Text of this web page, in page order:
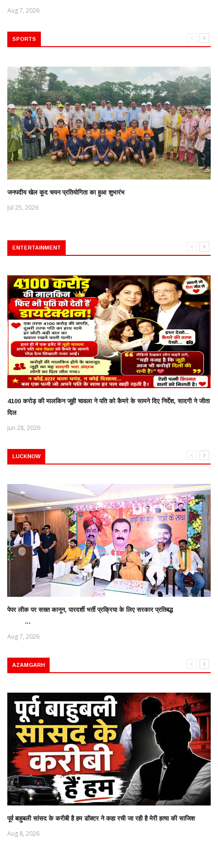
Aug 7, 2026
SPORTS
जनपदीय खेल कूद चयन प्रतियोगिता का हुआ शुभारंभ
Jul 25, 2026
ENTERTAINMENT
4100 करोड़ की मालकिन जूही चावला ने पति को कैमरे के सामने दिए निर्देश, सादगी ने जीता
दिल
Jun 28, 2026
LUCKNOW
पेपर लीक पर सख्त कानून, पारदर्शी भर्ती प्रक्रिया के लिए सरकार प्रतिबद्ध
...
Aug 7, 2026
AZAMGARH
पूर्व बाहुबली सांसद के करीबी है हम डॉक्टर ने कहा रची जा रही है मेरी हत्या की साजिश
Aug 8, 2026